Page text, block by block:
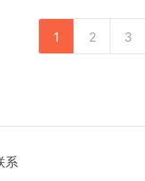
1 2 3
系